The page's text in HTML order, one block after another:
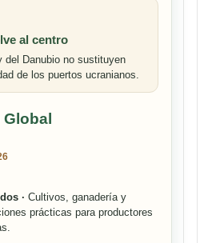
al centro
del Danubio no sustituyen
de los puertos ucranianos.
· Cultivos, ganadería y
prácticas para productores